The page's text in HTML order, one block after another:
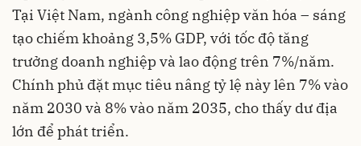
Tại Việt Nam, ngành công nghiệp văn hóa – sáng
tạo chiếm khoảng 3,5% GDP, với tốc độ tăng
trưởng doanh nghiệp và lao động trên 7%/năm.
Chính phủ đặt mục tiêu nâng tỷ lệ này lên 7% vào
năm 2030 và 8% vào năm 2035, cho thấy dư địa
lớn để phát triển.